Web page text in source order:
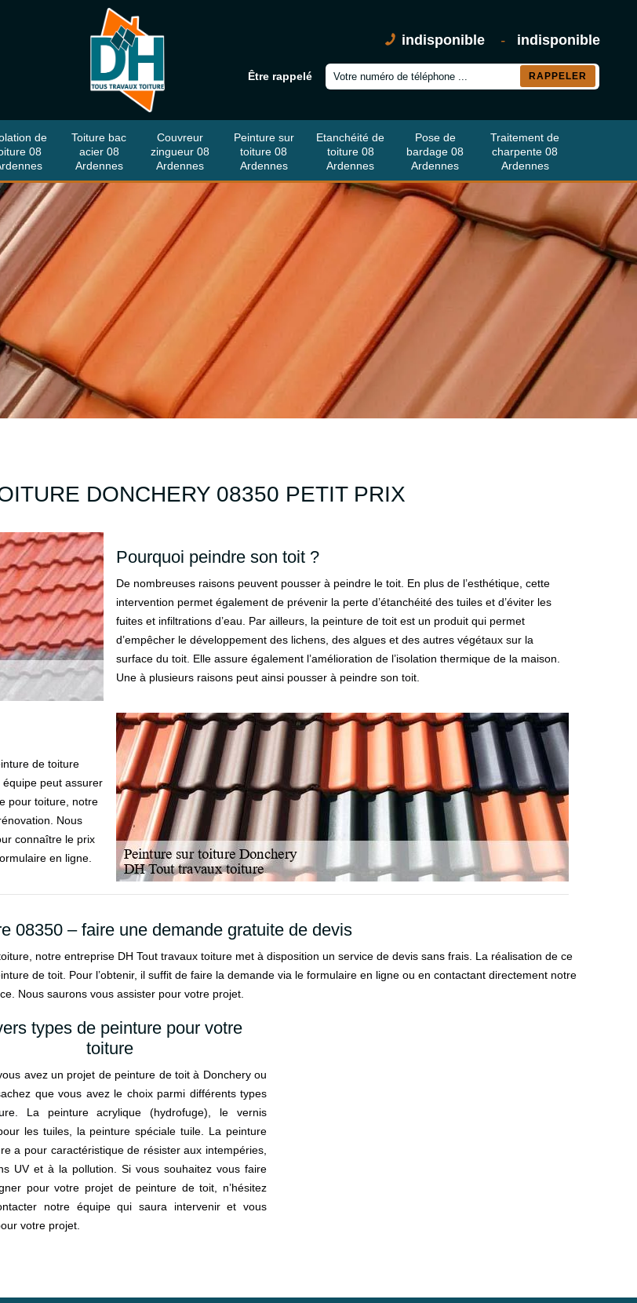
indisponible - indisponible
Être rappelé
de
08
Toiture bac
acier 08
Ardennes
Couvreur
zingueur 08
Ardennes
Peinture sur
toiture 08
Ardennes
Etanchéité de
toiture 08
Ardennes
Pose de
bardage 08
Ardennes
Traitement de
charpente 08
Ardennes
DONCHERY 08350 PETIT PRIX
Pourquoi peindre son toit ?
De nombreuses raisons peuvent pousser à peindre le toit. En plus de l’esthétique, cette
intervention permet également de prévenir la perte d’étanchéité des tuiles et d’éviter les
fuites et infiltrations d’eau. Par ailleurs, la peinture de toit est un produit qui permet
d’empêcher le développement des lichens, des algues et des autres végétaux sur la
surface du toit. Elle assure également l’amélioration de l’isolation thermique de la maison.
Une à plusieurs raisons peut ainsi pousser à peindre son toit.
de toiture
équipe peut assurer
pour toiture, notre
Nous
connaître le prix
en ligne.
08350 – faire une demande gratuite de devis
notre entreprise DH Tout travaux toiture met à disposition un service de devis sans frais. La réalisation de ce
de toit. Pour l’obtenir, il suffit de faire la demande via le formulaire en ligne ou en contactant directement notre
Nous saurons vous assister pour votre projet.
types de peinture pour votre
toiture
avez un projet de peinture de toit à Donchery ou
que vous avez le choix parmi différents types
La peinture acrylique (hydrofuge), le vernis
les tuiles, la peinture spéciale tuile. La peinture
a pour caractéristique de résister aux intempéries,
UV et à la pollution. Si vous souhaitez vous faire
pour votre projet de peinture de toit, n’hésitez
notre équipe qui saura intervenir et vous
votre projet.